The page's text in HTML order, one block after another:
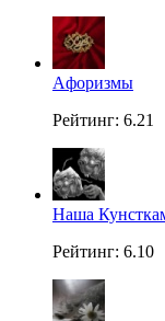
Aфоризмы
Рейтинг: 6.21
Наша
Рейтинг: 6.10